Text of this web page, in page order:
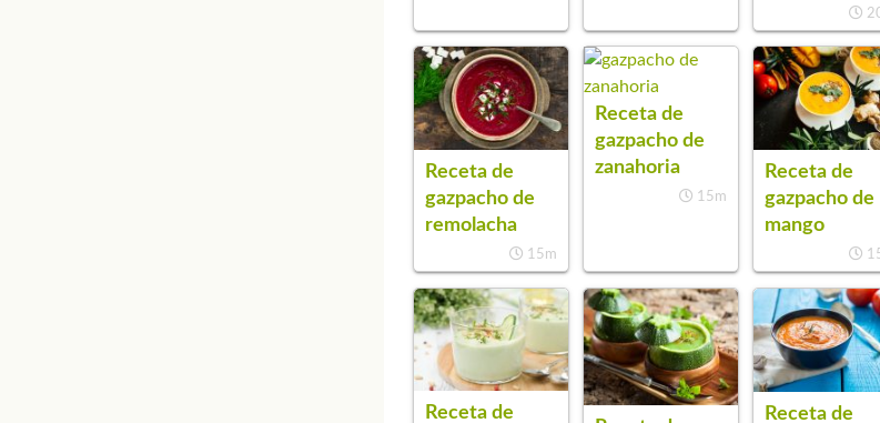
Receta de
gazpacho de
remolacha
15m
Receta de
gazpacho de
zanahoria
15m
Receta de
gazpacho de
mango
Receta de Receta de